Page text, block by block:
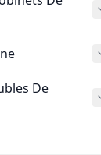
De